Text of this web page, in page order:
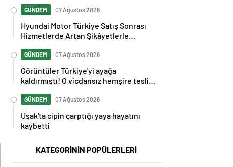
GÜNDEM 07 Ağustos 2026
Hyundai Motor Türkiye Satış Sonrası
Hizmetlerde Artan Şikâyetlerle
GÜNDEM 07 Ağustos 2026
Görüntüler Türkiye'yi ayağa
kaldırmıştı! O vicdansız hemşire teslim
GÜNDEM 07 Ağustos 2026
Uşak'ta cipin çarptığı yaya hayatını
kaybetti
KATEGORİNİN POPÜLERLERİ